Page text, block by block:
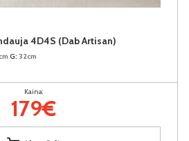
4D4S (Dab Artisan)
G: 32cm
Kaina:
179€